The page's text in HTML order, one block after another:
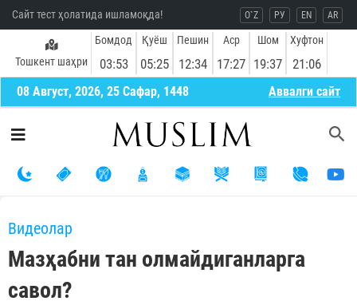
Сайт тест ҳолатида ишламоқда! O`Z РУ EN AR
Тошкент шаҳри
Бомдод
03:53
Қуёш
05:25
Пешин
12:34
Аср
17:27
Шом
19:37
Хуфтон
21:06
08 Август, 2026, 25 Сафар, 1448 Aввалги сайт
Видеолар
Мазҳабни тан олмайдиганларга
савол?